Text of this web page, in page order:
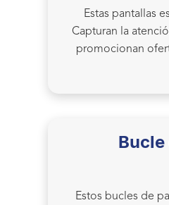
Estas pantallas
Capturan la
promocionan
Estos bucles de